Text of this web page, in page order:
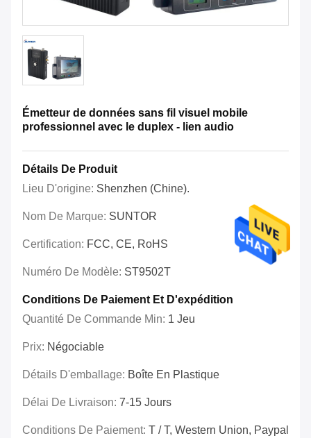
Émetteur de données sans fil visuel mobile
professionnel avec le duplex - lien audio
Détails De Produit
Lieu D'origine: Shenzhen (Chine).
Nom De Marque: SUNTOR
Certification: FCC, CE, RoHS
Numéro De Modèle: ST9502T
Conditions De Paiement Et D'expédition
Quantité De Commande Min: 1 Jeu
Prix: Négociable
Détails D'emballage: Boîte En Plastique
Délai De Livraison: 7-15 Jours
Conditions De Paiement: T / T, Western Union, Paypal